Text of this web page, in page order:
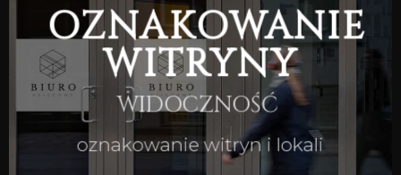
OZNAKOWANIE
WITRYNY
WIDOCZNOŚĆ
oznakowanie witryn i lokali